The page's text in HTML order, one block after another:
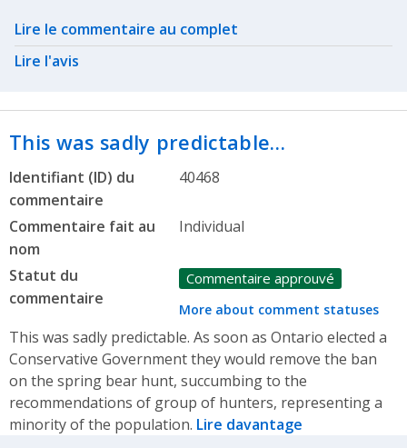
Related actions
Lire le commentaire au complet
Lire l'avis
This was sadly predictable…
Identifiant (ID) du
commentaire
40468
Commentaire fait au
nom
Individual
Statut du
commentaire
Commentaire approuvé
More about comment statuses
This was sadly predictable. As soon as Ontario elected a
Conservative Government they would remove the ban
on the spring bear hunt, succumbing to the
recommendations of group of hunters, representing a
minority of the population. Lire davantage